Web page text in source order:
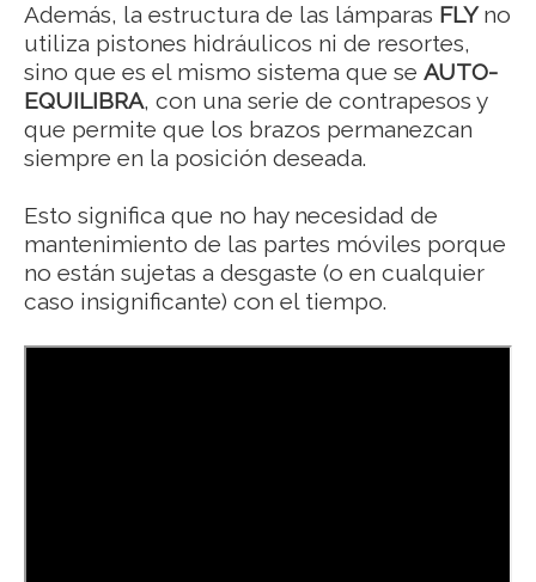
Además, la estructura de las lámparas FLYno
utiliza pistones hidráulicos ni de resortes,
sino que es el mismo sistema que se AUTO-
EQUILIBRA, con una serie de contrapesos y
que permite que los brazos permanezcan
siempre en la posición deseada.
Esto significa que no hay necesidad de
mantenimiento de las partes móviles porque
no están sujetas a desgaste (o en cualquier
caso insignificante) con el tiempo.